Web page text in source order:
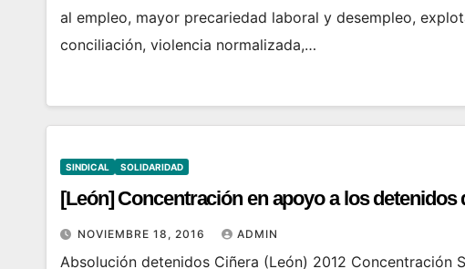
al empleo, mayor precariedad laboral y desempleo,
conciliación, violencia normalizada,…
SINDICAL SOLIDARIDAD
[León] Concentración en apoyo a los detenidos
NOVIEMBRE 18, 2016 ADMIN
Absolución detenidos Ciñera (León) 2012 Concentración